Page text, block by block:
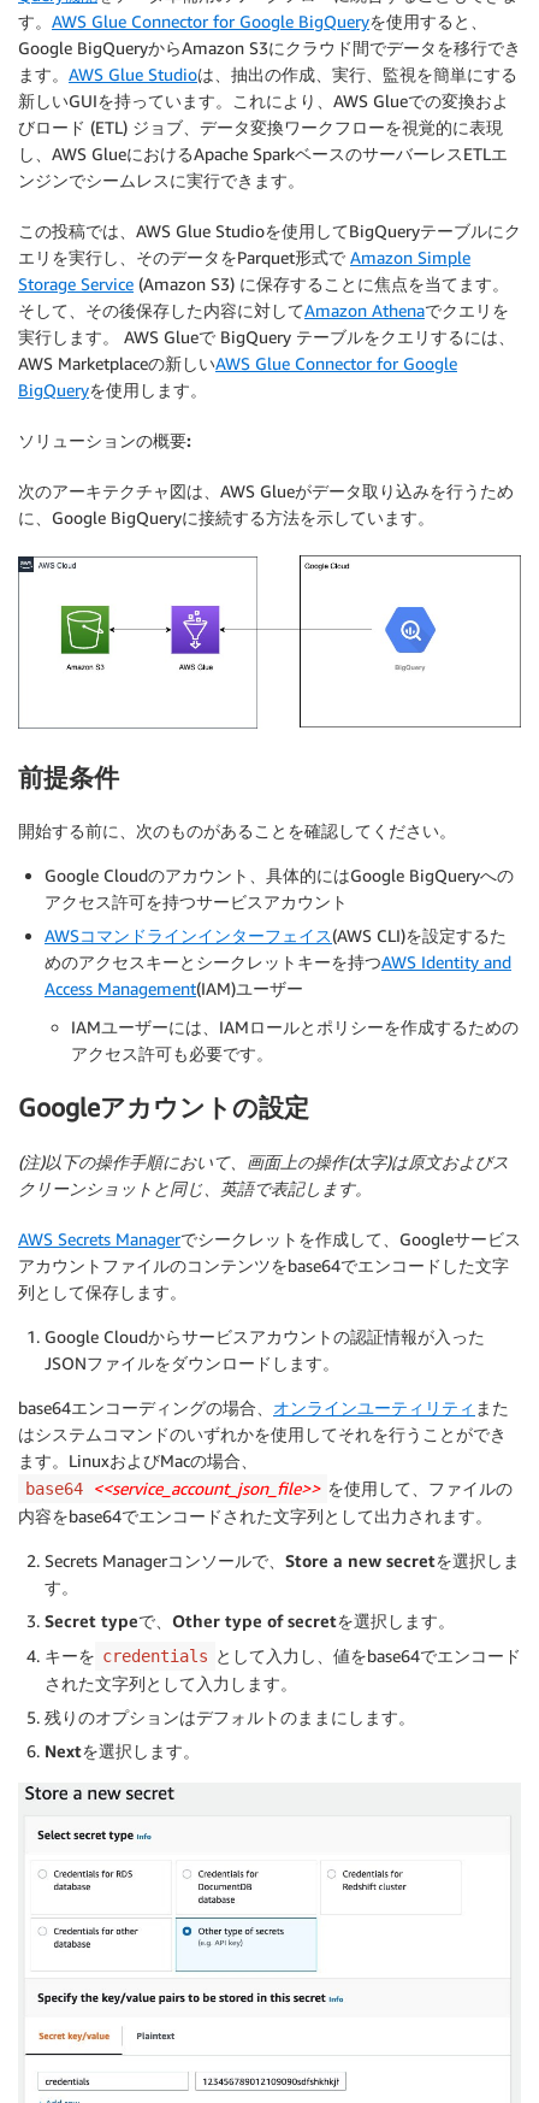
す。 AWS Glue Connector for Google BigQueryを使用すると、
Google BigQueryからAmazon S3にクラウド間でデータを移行でき
ます。 AWS Glue Studioは、抽出の作成、実行、監視を簡単にする
新しいGUIを持っています。これにより、AWS Glueでの変換およ
びロード (ETL) ジョブ、データ変換ワークフローを視覚的に表現
し、AWS GlueにおけるApache SparkベースのサーバーレスETLエ
ンジンでシームレスに実行できます。
この投稿では、AWS Glue Studioを使用してBigQueryテーブルにク
エリを実行し、そのデータをParquet形式で Amazon Simple
Storage Service (Amazon S3) に保存することに焦点を当てます。
そして、その後保存した内容に対してAmazon Athenaでクエリを
実行します。 AWS Glueで BigQuery テーブルをクエリするには、
AWS Marketplaceの新しいAWS Glue Connector for Google
BigQueryを使用します。
ソリューションの概要:
次のアーキテクチャ図は、AWS Glueがデータ取り込みを行うため
に、Google BigQueryに接続する方法を示しています。
前提条件
開始する前に、次のものがあることを確認してください。
Google Cloudのアカウント、具体的にはGoogle BigQueryへの
アクセス許可を持つサービスアカウント
AWSコマンドラインインターフェイス(AWS CLI)を設定するた
めのアクセスキーとシークレットキーを持つAWS Identity and
Access Management(IAM)ユーザー
IAMユーザーには、IAMロールとポリシーを作成するための
アクセス許可も必要です。
Googleアカウントの設定
(注)以下の操作手順において、画面上の操作(太字)は原文およびス
クリーンショットと同じ、英語で表記します。
AWS Secrets Managerでシークレットを作成して、Googleサービス
アカウントファイルのコンテンツをbase64でエンコードした文字
列として保存します。
Google Cloudからサービスアカウントの認証情報が入った
JSONファイルをダウンロードします。
base64エンコーディングの場合、 オンラインユーティリティ また
はシステムコマンドのいずれかを使用してそれを行うことができ
ます。LinuxおよびMacの場合、
base64 <<service_account_json_file>> を使用して、ファイルの
内容をbase64でエンコードされた文字列として出力されます。
Secrets Managerコンソールで、 Store a new secretを選択しま
す。
Secret typeで、 Other type of secretを選択します。
キーを credentials として入力し、値をbase64でエンコード
された文字列として入力します。
残りのオプションはデフォルトのままにします。
Nextを選択します。